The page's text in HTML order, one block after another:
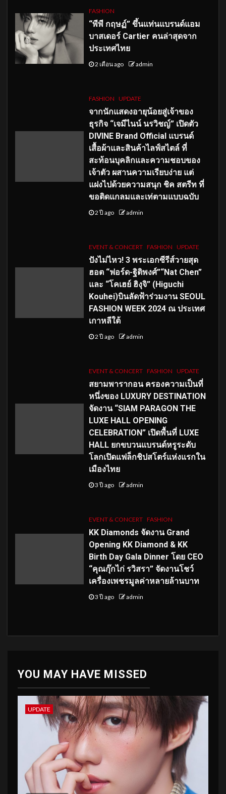
FASHION
“พีพี กฤษฏ์” ขึ้นแท่นแบรนด์แอม
บาสเดอร์ Cartier คนล่าสุดจาก
ประเทศไทย
2 เดือน ago admin
FASHION UPDATE
จากนักแสดงอายุน้อยสู่เจ้าของ
ธุรกิจ “เจมีไนน์ นรวิชญ์” เปิดตัว
DIVINE Brand Official แบรนด์
เสื้อผ้าและสินค้าไลฟ์สไตล์ ที่
สะท้อนบุคลิกและความชอบของ
เจ้าตัว ผสานความเรียบง่าย แต่
แฝงไปด้วยความสนุก ชิค สตรีท ที่
ขอติดแกลมและเท่ตามแบบฉบับ
2 ปี ago admin
EVENT & CONCERT FASHION UPDATE
ปังไม่ไหว! 3 พระเอกซีรีส์วายสุด
ฮอต “ฟอร์ด-ฐิติพงศ์”“Nat Chen”
และ “โคเฮย์ ฮิงุจิ” (Higuchi
Kouhei)บินลัดฟ้าร่วมงาน SEOUL
FASHION WEEK 2024 ณ ประเทศ
เกาหลีใต้
2 ปี ago admin
EVENT & CONCERT FASHION UPDATE
สยามพารากอน ครองความเป็นที่
หนึ่งของ LUXURY DESTINATION
จัดงาน “SIAM PARAGON THE
LUXE HALL OPENING
CELEBRATION” เปิดพื้นที่ LUXE
HALL ยกขบวนแบรนด์หรูระดับ
โลกเปิดแฟล็กชิปสโตร์แห่งแรกใน
เมืองไทย
3 ปี ago admin
EVENT & CONCERT FASHION
KK Diamonds จัดงาน Grand
Opening KK Diamond & KK
Birth Day Gala Dinner โดย CEO
“คุณกุ๊กไก่ รวิสรา” จัดงานโชว์
เครื่องเพชรมูลค่าหลายล้านบาท
3 ปี ago admin
YOU MAY HAVE MISSED
UPDATE